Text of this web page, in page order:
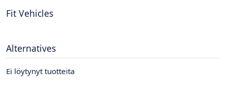
Fit Vehicles
Alternatives
Ei löytynyt tuotteita